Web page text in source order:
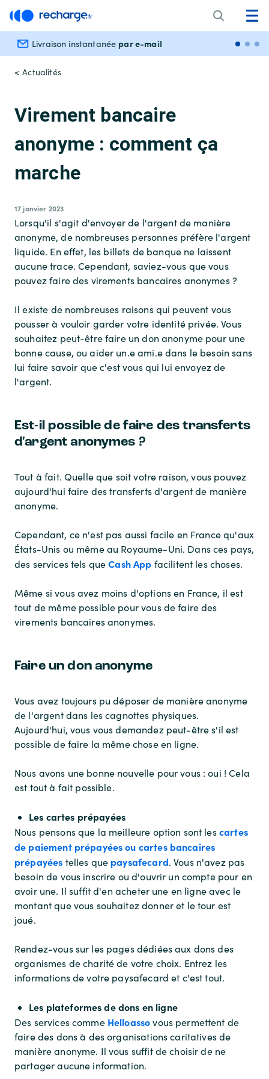
Livraison instantanéepar e-mail
< Actualités
Virement bancaire
anonyme : comment ça
marche
17 janvier 2023
Lorsqu'il s'agit d'envoyer de l'argent de manière
anonyme, de nombreuses personnes préfère l'argent
liquide. En effet, les billets de banque ne laissent
aucune trace. Cependant, saviez-vous que vous
pouvez faire des virements bancaires anonymes ?
Il existe de nombreuses raisons qui peuvent vous
pousser à vouloir garder votre identité privée. Vous
souhaitez peut-être faire un don anonyme pour une
bonne cause, ou aider un.e ami.e dans le besoin sans
lui faire savoir que c'est vous qui lui envoyez de
l'argent.
Est-il possible de faire des transferts
d'argent anonymes ?
Tout à fait. Quelle que soit votre raison, vous pouvez
aujourd'hui faire des transferts d'argent de manière
anonyme.
Cependant, ce n'est pas aussi facile en France qu'aux
États-Unis ou même au Royaume-Uni. Dans ces pays,
des services tels queCash App facilitent les choses.
Même si vous avez moins d'options en France, il est
tout de même possible pour vous de faire des
virements bancaires anonymes.
Faire un don anonyme
Vous avez toujours pu déposer de manière anonyme
de l'argent dans les cagnottes physiques.
Aujourd'hui, vous vous demandez peut-être s'il est
possible de faire la même chose en ligne.
Nous avons une bonne nouvelle pour vous : oui ! Cela
est tout à fait possible.
Les cartes prépayées
Nous pensons que la meilleure option sont lescartes
de paiement prépayées ou cartes bancaires
prépayées telles que paysafecard. Vous n'avez pas
besoin de vous inscrire ou d'ouvrir un compte pour en
avoir une. Il suffit d'en acheter une en ligne avec le
montant que vous souhaitez donner et le tour est
joué.
Rendez-vous sur les pages dédiées aux dons des
organismes de charité de votre choix. Entrez les
informations de votre paysafecard et c'est tout.
Les plateformes de dons en ligne
Des services comme Helloassovous permettent de
faire des dons à des organisations caritatives de
manière anonyme. Il vous suffit de choisir de ne
partager aucune information.